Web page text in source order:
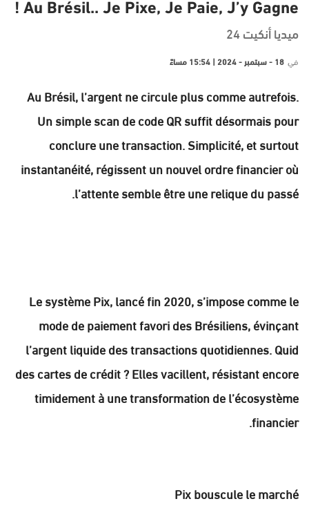
Au Brésil.. Je Pixe, Je Paie, J’y Gagne !
ميديا أنكيت 24
في 18 - سبتمبر - 2024 | 15:54 مساءً
Au Brésil, l’argent ne circule plus comme autrefois.
Un simple scan de code QR suffit désormais pour
conclure une transaction. Simplicité, et surtout
instantanéité, régissent un nouvel ordre financier où
l’attente semble être une relique du passé.
Le système Pix, lancé fin 2020, s’impose comme le
mode de paiement favori des Brésiliens, évinçant
l’argent liquide des transactions quotidiennes. Quid
des cartes de crédit ? Elles vacillent, résistant encore
timidement à une transformation de l’écosystème
financier.
Pix bouscule le marché